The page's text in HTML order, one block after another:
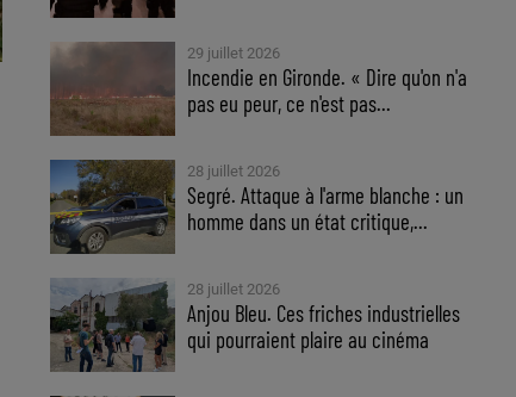
29 juillet 2026
Incendie en Gironde. « Dire qu'on n'a
pas eu peur, ce n'est pas...
28 juillet 2026
Segré. Attaque à l'arme blanche : un
homme dans un état critique,...
28 juillet 2026
Anjou Bleu. Ces friches industrielles
qui pourraient plaire au cinéma